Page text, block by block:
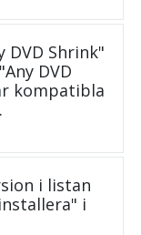
DVD Shrink"
DVD
kompatibla
i listan
i